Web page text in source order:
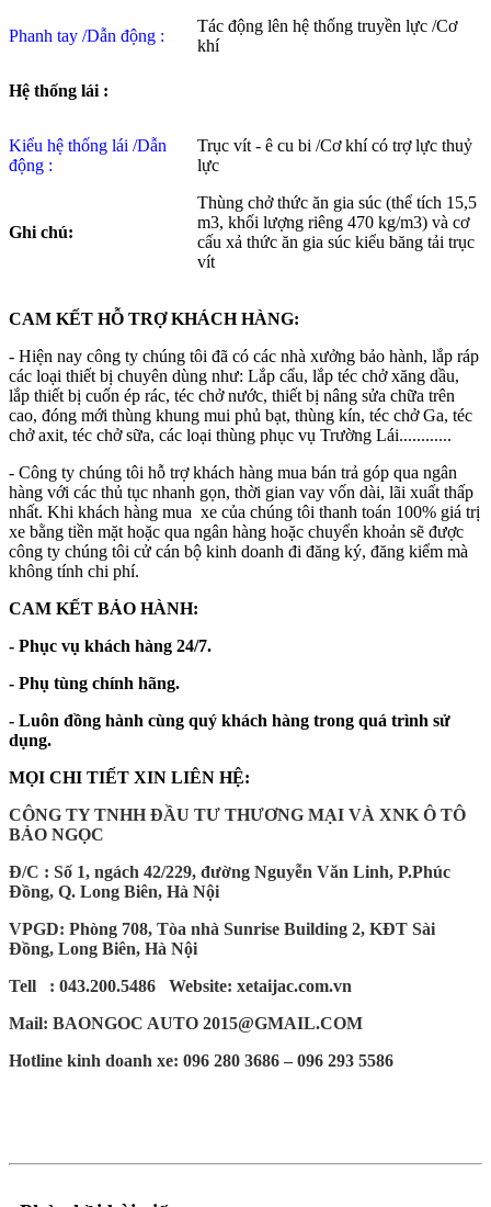
Phanh tay /Dẫn động :
Tác động lên hệ thống truyền lực /Cơ
khí
Hệ thống lái :
Kiểu hệ thống lái /Dẫn
động :
Trục vít - ê cu bi /Cơ khí có trợ lực thuỷ
lực
Ghi chú:
Thùng chở thức ăn gia súc (thể tích 15,5
m3, khối lượng riêng 470 kg/m3) và cơ
cấu xả thức ăn gia súc kiểu băng tải trục
vít
CAM KẾT HỖ TRỢ KHÁCH HÀNG:
- Hiện nay công ty chúng tôi đã có các nhà xưởng bảo hành, lắp ráp
các loại thiết bị chuyên dùng như: Lắp cẩu, lắp téc chở xăng dầu,
lắp thiết bị cuốn ép rác, téc chở nước, thiết bị nâng sửa chữa trên
cao, đóng mới thùng khung mui phủ bạt, thùng kín, téc chở Ga, téc
chở axit, téc chở sữa, các loại thùng phục vụ Trường Lái............
- Công ty chúng tôi hỗ trợ khách hàng mua bán trả góp qua ngân
hàng với các thủ tục nhanh gọn, thời gian vay vốn dài, lãi xuất thấp
nhất. Khi khách hàng mua xe của chúng tôi thanh toán 100% giá trị
xe bằng tiền mặt hoặc qua ngân hàng hoặc chuyển khoản sẽ được
công ty chúng tôi cử cán bộ kinh doanh đi đăng ký, đăng kiểm mà
không tính chi phí.
CAM KẾT BẢO HÀNH:
- Phục vụ khách hàng 24/7.
- Phụ tùng chính hãng.
- Luôn đồng hành cùng quý khách hàng trong quá trình sử
dụng.
MỌI CHI TIẾT XIN LIÊN HỆ:
CÔNG TY TNHH ĐẦU TƯ THƯƠNG MẠI VÀ XNK Ô TÔ
BẢO NGỌC
Đ/C : Số 1, ngách 42/229, đường Nguyễn Văn Linh, P.Phúc
Đồng, Q. Long Biên, Hà Nội
VPGD: Phòng 708, Tòa nhà Sunrise Building 2, KĐT Sài
Đồng, Long Biên, Hà Nội
Tell : 043.200.5486 Website: xetaijac.com.vn
Mail: BAONGOC AUTO 2015@GMAIL.COM
Hotline kinh doanh xe: 096 280 3686 – 096 293 5586